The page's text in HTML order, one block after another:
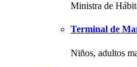
Ministra de
Terminal de
Niños, adultos